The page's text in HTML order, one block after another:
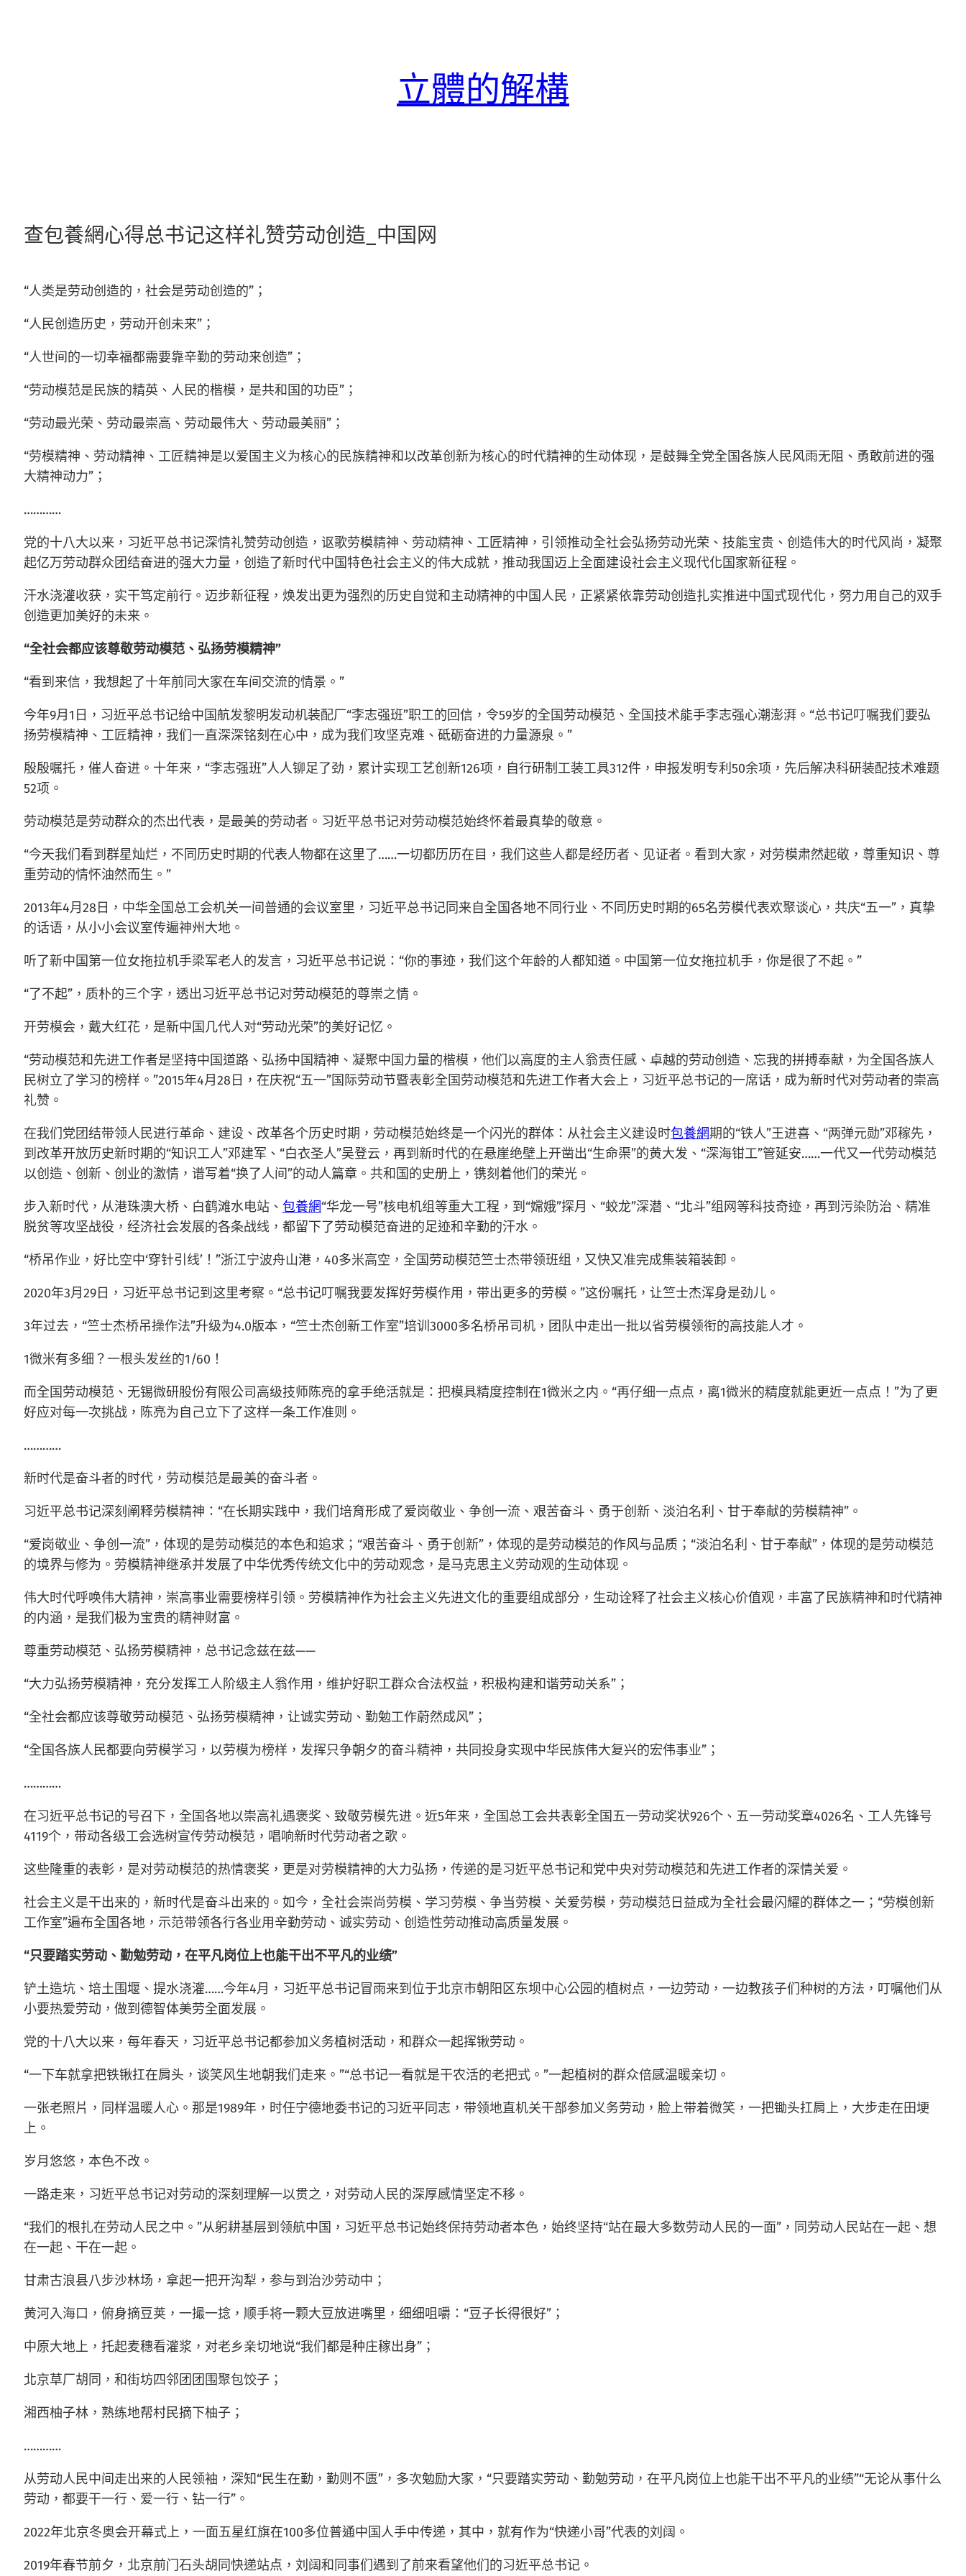
立體的解構
查包養網心得总书记这样礼赞劳动创造_中国网
“人类是劳动创造的，社会是劳动创造的”；
“人民创造历史，劳动开创未来”；
“人世间的一切幸福都需要靠辛勤的劳动来创造”；
“劳动模范是民族的精英、人民的楷模，是共和国的功臣”；
“劳动最光荣、劳动最崇高、劳动最伟大、劳动最美丽”；
“劳模精神、劳动精神、工匠精神是以爱国主义为核心的民族精神和以改革创新为核心的时代精神的生动体现，是鼓舞全党全国各族人民风雨无阻、勇敢前进的强
大精神动力”；
…………
党的十八大以来，习近平总书记深情礼赞劳动创造，讴歌劳模精神、劳动精神、工匠精神，引领推动全社会弘扬劳动光荣、技能宝贵、创造伟大的时代风尚，凝聚
起亿万劳动群众团结奋进的强大力量，创造了新时代中国特色社会主义的伟大成就，推动我国迈上全面建设社会主义现代化国家新征程。
汗水浇灌收获，实干笃定前行。迈步新征程，焕发出更为强烈的历史自觉和主动精神的中国人民，正紧紧依靠劳动创造扎实推进中国式现代化，努力用自己的双手
创造更加美好的未来。
“全社会都应该尊敬劳动模范、弘扬劳模精神”
“看到来信，我想起了十年前同大家在车间交流的情景。”
今年9月1日，习近平总书记给中国航发黎明发动机装配厂“李志强班”职工的回信，令59岁的全国劳动模范、全国技术能手李志强心潮澎湃。“总书记叮嘱我们要弘
扬劳模精神、工匠精神，我们一直深深铭刻在心中，成为我们攻坚克难、砥砺奋进的力量源泉。”
殷殷嘱托，催人奋进。十年来，“李志强班”人人铆足了劲，累计实现工艺创新126项，自行研制工装工具312件，申报发明专利50余项，先后解决科研装配技术难题
52项。
劳动模范是劳动群众的杰出代表，是最美的劳动者。习近平总书记对劳动模范始终怀着最真挚的敬意。
“今天我们看到群星灿烂，不同历史时期的代表人物都在这里了……一切都历历在目，我们这些人都是经历者、见证者。看到大家，对劳模肃然起敬，尊重知识、尊
重劳动的情怀油然而生。”
2013年4月28日，中华全国总工会机关一间普通的会议室里，习近平总书记同来自全国各地不同行业、不同历史时期的65名劳模代表欢聚谈心，共庆“五一”，真挚
的话语，从小小会议室传遍神州大地。
听了新中国第一位女拖拉机手梁军老人的发言，习近平总书记说：“你的事迹，我们这个年龄的人都知道。中国第一位女拖拉机手，你是很了不起。”
“了不起”，质朴的三个字，透出习近平总书记对劳动模范的尊崇之情。
开劳模会，戴大红花，是新中国几代人对“劳动光荣”的美好记忆。
“劳动模范和先进工作者是坚持中国道路、弘扬中国精神、凝聚中国力量的楷模，他们以高度的主人翁责任感、卓越的劳动创造、忘我的拼搏奉献，为全国各族人
民树立了学习的榜样。”2015年4月28日，在庆祝“五一”国际劳动节暨表彰全国劳动模范和先进工作者大会上，习近平总书记的一席话，成为新时代对劳动者的崇高
礼赞。
在我们党团结带领人民进行革命、建设、改革各个历史时期，劳动模范始终是一个闪光的群体：从社会主义建设时包養網期的“铁人”王进喜、“两弹元勋”邓稼先，
到改革开放历史新时期的“知识工人”邓建军、“白衣圣人”吴登云，再到新时代的在悬崖绝壁上开凿出“生命渠”的黄大发、“深海钳工”管延安……一代又一代劳动模范
以创造、创新、创业的激情，谱写着“换了人间”的动人篇章。共和国的史册上，镌刻着他们的荣光。
步入新时代，从港珠澳大桥、白鹤滩水电站、 包養網“华龙一号”核电机组等重大工程，到“嫦娥”探月、“蛟龙”深潜、“北斗”组网等科技奇迹，再到污染防治、精准
脱贫等攻坚战役，经济社会发展的各条战线，都留下了劳动模范奋进的足迹和辛勤的汗水。
“桥吊作业，好比空中‘穿针引线’！”浙江宁波舟山港，40多米高空，全国劳动模范竺士杰带领班组，又快又准完成集装箱装卸。
2020年3月29日，习近平总书记到这里考察。“总书记叮嘱我要发挥好劳模作用，带出更多的劳模。”这份嘱托，让竺士杰浑身是劲儿。
3年过去，“竺士杰桥吊操作法”升级为4.0版本，“竺士杰创新工作室”培训3000多名桥吊司机，团队中走出一批以省劳模领衔的高技能人才。
1微米有多细？一根头发丝的1/60！
而全国劳动模范、无锡微研股份有限公司高级技师陈亮的拿手绝活就是：把模具精度控制在1微米之内。“再仔细一点点，离1微米的精度就能更近一点点！”为了更
好应对每一次挑战，陈亮为自己立下了这样一条工作准则。
…………
新时代是奋斗者的时代，劳动模范是最美的奋斗者。
习近平总书记深刻阐释劳模精神：“在长期实践中，我们培育形成了爱岗敬业、争创一流、艰苦奋斗、勇于创新、淡泊名利、甘于奉献的劳模精神”。
“爱岗敬业、争创一流”，体现的是劳动模范的本色和追求；“艰苦奋斗、勇于创新”，体现的是劳动模范的作风与品质；“淡泊名利、甘于奉献”，体现的是劳动模范
的境界与修为。劳模精神继承并发展了中华优秀传统文化中的劳动观念，是马克思主义劳动观的生动体现。
伟大时代呼唤伟大精神，崇高事业需要榜样引领。劳模精神作为社会主义先进文化的重要组成部分，生动诠释了社会主义核心价值观，丰富了民族精神和时代精神
的内涵，是我们极为宝贵的精神财富。
尊重劳动模范、弘扬劳模精神，总书记念兹在兹——
“大力弘扬劳模精神，充分发挥工人阶级主人翁作用，维护好职工群众合法权益，积极构建和谐劳动关系”；
“全社会都应该尊敬劳动模范、弘扬劳模精神，让诚实劳动、勤勉工作蔚然成风”；
“全国各族人民都要向劳模学习，以劳模为榜样，发挥只争朝夕的奋斗精神，共同投身实现中华民族伟大复兴的宏伟事业”；
…………
在习近平总书记的号召下，全国各地以崇高礼遇褒奖、致敬劳模先进。近5年来，全国总工会共表彰全国五一劳动奖状926个、五一劳动奖章4026名、工人先锋号
4119个，带动各级工会选树宣传劳动模范，唱响新时代劳动者之歌。
这些隆重的表彰，是对劳动模范的热情褒奖，更是对劳模精神的大力弘扬，传递的是习近平总书记和党中央对劳动模范和先进工作者的深情关爱。
社会主义是干出来的，新时代是奋斗出来的。如今，全社会崇尚劳模、学习劳模、争当劳模、关爱劳模，劳动模范日益成为全社会最闪耀的群体之一；“劳模创新
工作室”遍布全国各地，示范带领各行各业用辛勤劳动、诚实劳动、创造性劳动推动高质量发展。
“只要踏实劳动、勤勉劳动，在平凡岗位上也能干出不平凡的业绩”
铲土造坑、培土围堰、提水浇灌……今年4月，习近平总书记冒雨来到位于北京市朝阳区东坝中心公园的植树点，一边劳动，一边教孩子们种树的方法，叮嘱他们从
小要热爱劳动，做到德智体美劳全面发展。
党的十八大以来，每年春天，习近平总书记都参加义务植树活动，和群众一起挥锹劳动。
“一下车就拿把铁锹扛在肩头，谈笑风生地朝我们走来。”“总书记一看就是干农活的老把式。”一起植树的群众倍感温暖亲切。
一张老照片，同样温暖人心。那是1989年，时任宁德地委书记的习近平同志，带领地直机关干部参加义务劳动，脸上带着微笑，一把锄头扛肩上，大步走在田埂
上。
岁月悠悠，本色不改。
一路走来，习近平总书记对劳动的深刻理解一以贯之，对劳动人民的深厚感情坚定不移。
“我们的根扎在劳动人民之中。”从躬耕基层到领航中国，习近平总书记始终保持劳动者本色，始终坚持“站在最大多数劳动人民的一面”，同劳动人民站在一起、想
在一起、干在一起。
甘肃古浪县八步沙林场，拿起一把开沟犁，参与到治沙劳动中；
黄河入海口，俯身摘豆荚，一撮一捻，顺手将一颗大豆放进嘴里，细细咀嚼：“豆子长得很好”；
中原大地上，托起麦穗看灌浆，对老乡亲切地说“我们都是种庄稼出身”；
北京草厂胡同，和街坊四邻团团围聚包饺子；
湘西柚子林，熟练地帮村民摘下柚子；
…………
从劳动人民中间走出来的人民领袖，深知“民生在勤，勤则不匮”，多次勉励大家，“只要踏实劳动、勤勉劳动，在平凡岗位上也能干出不平凡的业绩”“无论从事什么
劳动，都要干一行、爱一行、钻一行”。
2022年北京冬奥会开幕式上，一面五星红旗在100多位普通中国人手中传递，其中，就有作为“快递小哥”代表的刘阔。
2019年春节前夕，北京前门石头胡同快递站点，刘阔和同事们遇到了前来看望他们的习近平总书记。